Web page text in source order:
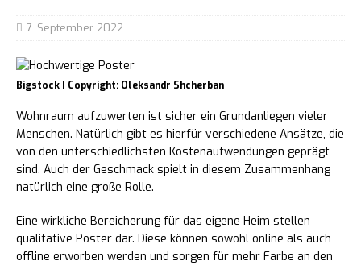
7. September 2022
Bigstock I Copyright: Oleksandr Shcherban
Wohnraum aufzuwerten ist sicher ein Grundanliegen vieler
Menschen. Natürlich gibt es hierfür verschiedene Ansätze, die
von den unterschiedlichsten Kostenaufwendungen geprägt
sind. Auch der Geschmack spielt in diesem Zusammenhang
natürlich eine große Rolle.
Eine wirkliche Bereicherung für das eigene Heim stellen
qualitative Poster dar. Diese können sowohl online als auch
offline erworben werden und sorgen für mehr Farbe an den